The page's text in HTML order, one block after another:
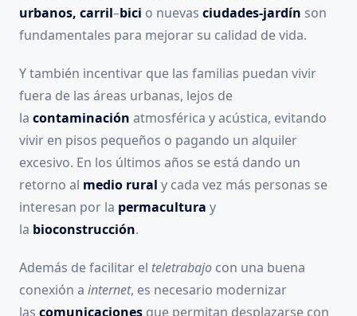
urbanos, carril–bici o nuevas ciudades-jardín son
fundamentales para mejorar su calidad de vida.
Y también incentivar que las familias puedan vivir
fuera de las áreas urbanas, lejos de
la contaminación atmosférica y acústica, evitando
vivir en pisos pequeños o pagando un alquiler
excesivo. En los últimos años se está dando un
retorno al medio rural y cada vez más personas se
interesan por la permacultura y
la bioconstrucción.
Además de facilitar el teletrabajo con una buena
conexión a internet, es necesario modernizar
las comunicaciones que permitan desplazarse con